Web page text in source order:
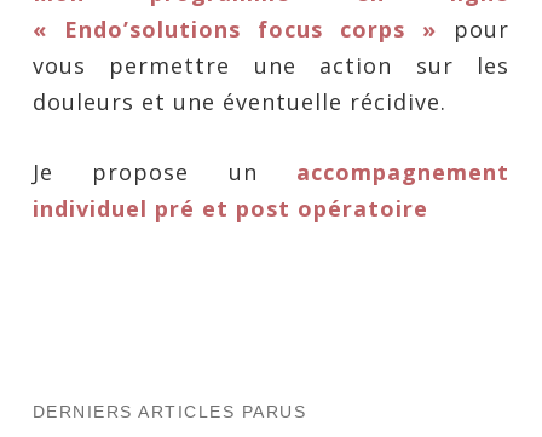
« Endo’solutions focus corps » pour
vous permettre une action sur les
douleurs et une éventuelle récidive.
Je propose un accompagnement
individuel pré et post opératoire
DERNIERS ARTICLES PARUS